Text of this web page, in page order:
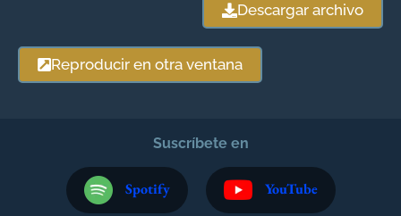
Descargar archivo
Reproducir en otra ventana
Suscríbete en
Spotify YouTube